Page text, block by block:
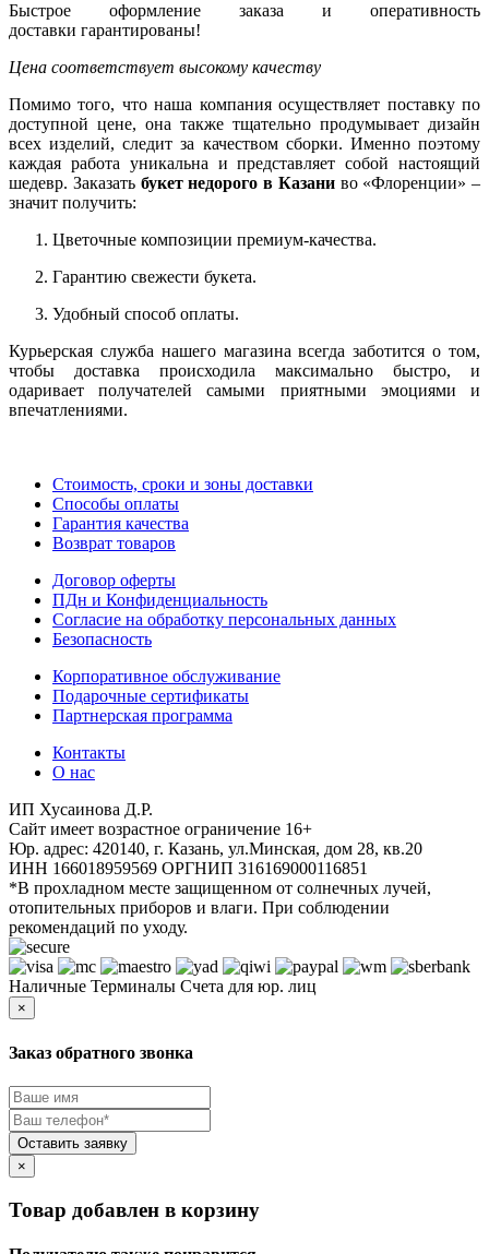
Быстрое оформление заказа и оперативность
доставки гарантированы!
Цена соответствует высокому качеству
Помимо того, что наша компания осуществляет поставку по
доступной цене, она также тщательно продумывает дизайн
всех изделий, следит за качеством сборки. Именно поэтому
каждая работа уникальна и представляет собой настоящий
шедевр. Заказать букет недорого в Казаниво «Флоренции» –
значит получить:
Цветочные композиции премиум-качества.
Гарантию свежести букета.
Удобный способ оплаты.
Курьерская служба нашего магазина всегда заботится о том,
чтобы доставка
происходила максимально быстро, и
одаривает получателей самыми приятными эмоциями и
впечатлениями.
Стоимость, сроки и зоны доставки
Способы оплаты
Гарантия качества
Возврат товаров
Договор оферты
ПДн и Конфиденциальность
Согласие на обработку персональных данных
Безопасность
Корпоративное обслуживание
Подарочные сертификаты
Партнерская программа
Контакты
О нас
ИП Хусаинова Д.Р.
Cайт имеет возрастное ограничение 16+
Юр. адрес: 420140, г. Казань, ул.Минская, дом 28, кв.20
ИНН 166018959569 ОРГНИП 316169000116851
*В прохладном месте защищенном от солнечных лучей,
отопительных приборов и влаги. При соблюдении
рекомендаций по уходу.
Наличные Терминалы Счета для юр. лиц
×
Заказ обратного звонка
×
Товар добавлен в корзину